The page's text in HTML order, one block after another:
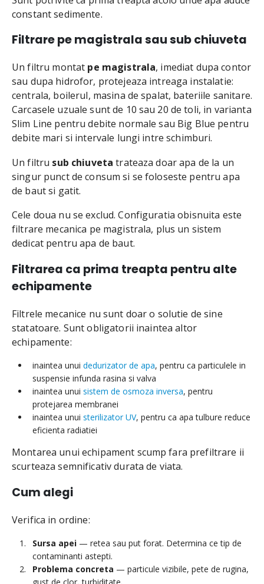
constant sedimente.
Filtrare pe magistrala sau sub chiuveta
Un filtru montat pe magistrala, imediat dupa contor
sau dupa hidrofor, protejeaza intreaga instalatie:
centrala, boilerul, masina de spalat, bateriile sanitare.
Carcasele uzuale sunt de 10 sau 20 de toli, in varianta
Slim Line pentru debite normale sau Big Blue pentru
debite mari si intervale lungi intre schimburi.
Un filtru sub chiuveta trateaza doar apa de la un
singur punct de consum si se foloseste pentru apa
de baut si gatit.
Cele doua nu se exclud. Configuratia obisnuita este
filtrare mecanica pe magistrala, plus un sistem
dedicat pentru apa de baut.
Filtrarea ca prima treapta pentru alte
echipamente
Filtrele mecanice nu sunt doar o solutie de sine
statatoare. Sunt obligatorii inaintea altor
echipamente:
inaintea unui dedurizator de apa, pentru ca particulele in
suspensie infunda rasina si valva
inaintea unui sistem de osmoza inversa, pentru
protejarea membranei
inaintea unui sterilizator UV, pentru ca apa tulbure reduce
eficienta radiatiei
Montarea unui echipament scump fara prefiltrare ii
scurteaza semnificativ durata de viata.
Cum alegi
Verifica in ordine:
Sursa apei — retea sau put forat. Determina ce tip de
contaminanti astepti.
Problema concreta — particule vizibile, pete de rugina,